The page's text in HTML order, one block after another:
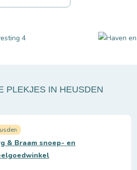
sfeer
PLEKJES IN HEUSDEN
& Braam snoep- en